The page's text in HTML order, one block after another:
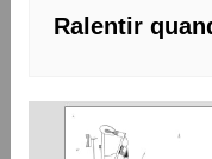
Ralentir